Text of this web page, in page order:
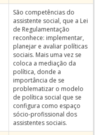
São competências do
assistente social, que a Lei
de Regulamentação
reconhece: implementar,
planejar e avaliar políticas
sociais. Mais uma vez se
coloca a mediação da
política, donde a
importância de se
problematizar o modelo
de política social que se
configura como espaço
sócio-profissional dos
assistentes sociais.